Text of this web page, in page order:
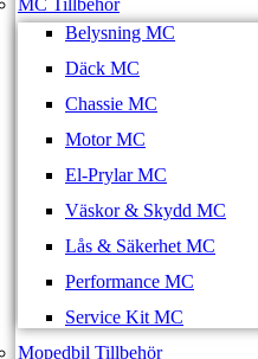
Belysning MC
Däck MC
Chassie MC
Motor MC
El-Prylar MC
Väskor & Skydd MC
Lås & Säkerhet MC
Performance MC
Service Kit MC
Mopedbil Tillbehör